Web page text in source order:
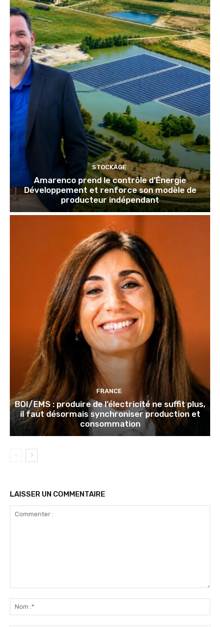
STOCKAGE
Amarenco prend le contrôle d’Énergie
Développement et renforce son modèle de
producteur indépendant
FRANCE
BOI/EMS : produire de l’électricité ne suffit plus,
il faut désormais synchroniser production et
consommation
LAISSER UN COMMENTAIRE